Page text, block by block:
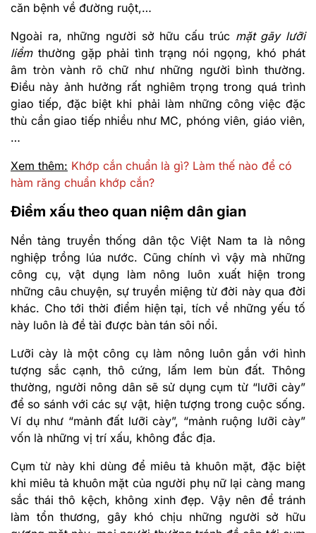
căn bệnh về đường ruột,…
Ngoài ra, những người sở hữu cấu trúc mặt gãy lưỡi
liềm thường gặp phải tình trạng nói ngọng, khó phát
âm tròn vành rõ chữ như những người bình thường.
Điều này ảnh hưởng rất nghiêm trọng trong quá trình
giao tiếp, đặc biệt khi phải làm những công việc đặc
thù cần giao tiếp nhiều như MC, phóng viên, giáo viên,
…
Xem thêm: Khớp cắn chuẩn là gì? Làm thế nào để có
hàm răng chuẩn khớp cắn?
Điềm xấu theo quan niệm dân gian
Nền tảng truyền thống dân tộc Việt Nam ta là nông
nghiệp trồng lúa nước. Cũng chính vì vậy mà những
công cụ, vật dụng làm nông luôn xuất hiện trong
những câu chuyện, sự truyền miệng từ đời này qua đời
khác. Cho tới thời điểm hiện tại, tích về những yếu tố
này luôn là đề tài được bàn tán sôi nổi.
Lưỡi cày là một công cụ làm nông luôn gắn với hình
tượng sắc cạnh, thô cứng, lấm lem bùn đất. Thông
thường, người nông dân sẽ sử dụng cụm từ “lưỡi cày”
để so sánh với các sự vật, hiện tượng trong cuộc sống.
Ví dụ như “mảnh đất lưỡi cày”, “mảnh ruộng lưỡi cày”
vốn là những vị trí xấu, không đắc địa.
Cụm từ này khi dùng để miêu tả khuôn mặt, đặc biệt
khi miêu tả khuôn mặt của người phụ nữ lại càng mang
sắc thái thô kệch, không xinh đẹp. Vậy nên để tránh
làm tổn thương, gây khó chịu những người sở hữu